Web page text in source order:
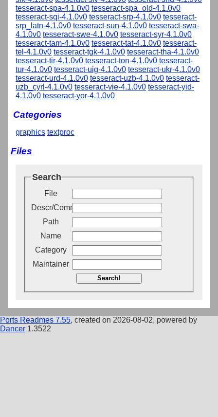
tesseract-spa-4.1.0v0 tesseract-spa_old-4.1.0v0
tesseract-sqi-4.1.0v0 tesseract-srp-4.1.0v0 tesseract-
srp_latn-4.1.0v0 tesseract-sun-4.1.0v0 tesseract-swa-
4.1.0v0 tesseract-swe-4.1.0v0 tesseract-syr-4.1.0v0
tesseract-tam-4.1.0v0 tesseract-tat-4.1.0v0 tesseract-
tel-4.1.0v0 tesseract-tgk-4.1.0v0 tesseract-tha-4.1.0v0
tesseract-tir-4.1.0v0 tesseract-ton-4.1.0v0 tesseract-
tur-4.1.0v0 tesseract-uig-4.1.0v0 tesseract-ukr-4.1.0v0
tesseract-urd-4.1.0v0 tesseract-uzb-4.1.0v0 tesseract-
uzb_cyrl-4.1.0v0 tesseract-vie-4.1.0v0 tesseract-yid-
4.1.0v0 tesseract-yor-4.1.0v0
Categories
graphics textproc
Files
Search
File
Descr/Comment
Path
Name
Category
Maintainer
Search!
Ports Readmes 7.55, created on 2026-08-02, powered by
Dancer 1.3522